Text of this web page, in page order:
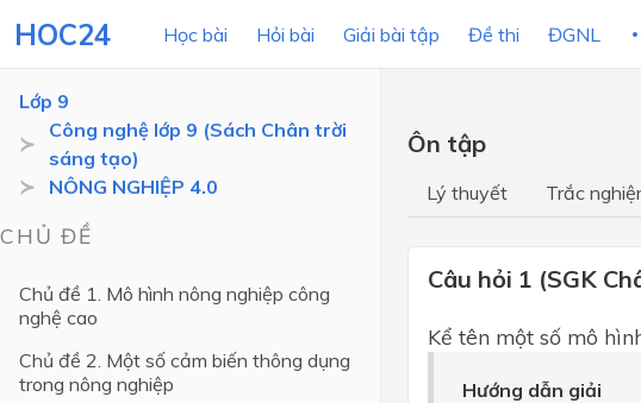
HOC24 Học bài Hỏi bài Giải bài tập Đề thi ĐGNL
LỚP HỌC
Lớp 9
Lớp 9
Công nghệ lớp 9 (Sách Chân trời
sáng tạo)
NÔNG NGHIỆP 4.0
CHỦ ĐỀ
Chủ đề 1. Mô hình nông nghiệp công
nghệ cao
Chủ đề 2. Một số cảm biến thông dụng
trong nông nghiệp
Ôn tập
Lý thuyết Trắc
Câu hỏi 1 (SGK
Kể tên một số mô
Hướng dẫn giải